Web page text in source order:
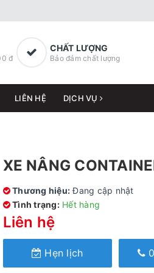
đ
CHẤT LƯỢNG
Bảo đảm chất lượng
LIÊN HỆ DỊCH VỤ
XE NÂNG
Thương hiệu: Đang cập nhật
Tình trạng: Hết hàng
Liên hệ
Hẹn lịch